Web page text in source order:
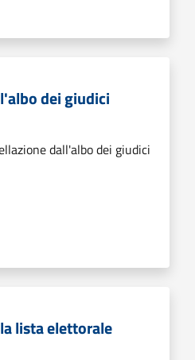
dei giudici
dall'albo dei giudici
lista elettorale